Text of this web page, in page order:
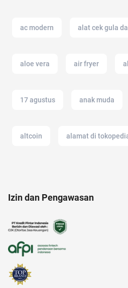
ac modern alat cek gula
aloe vera air fryer
17 agustus anak muda
altcoin alamat di
alfamart
american music awards 2021
Izin dan Pengawasan